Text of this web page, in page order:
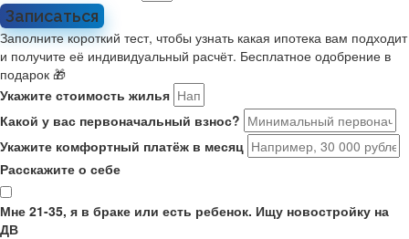
Записаться
Заполните короткий тест, чтобы узнать какая ипотека вам подходит
и получите её индивидуальный расчёт. Бесплатное одобрение в
подарок 🎁
Укажите стоимость жилья
Какой у вас первоначальный взнос?
Укажите комфортный платёж в месяц
Расскажите о себе
Мне 21-35, я в браке или есть ребенок. Ищу новостройку на
ДВ